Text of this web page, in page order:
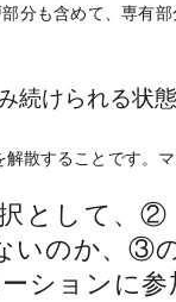
分も含めて、専有
続けられる状
散することです。
として、②
いのか、③
ションに